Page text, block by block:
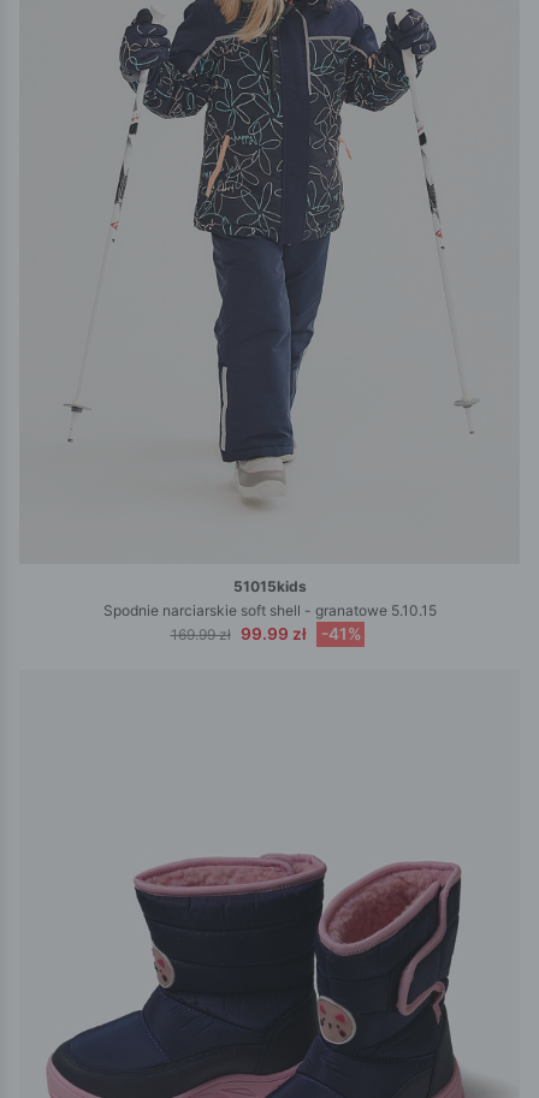
51015kids
Spodnie narciarskie soft shell - granatowe 5.10.15
169.99 zł 99.99 zł -41%